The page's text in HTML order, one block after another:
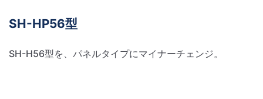
SH-HP56型
SH-H56型を、パネルタイプにマイナーチェンジ。